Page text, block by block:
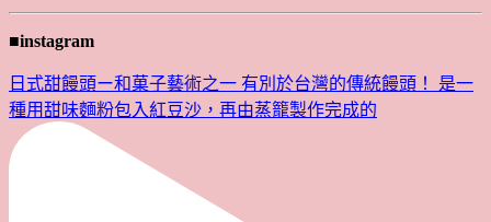
■instagram
日式甜饅頭ー和菓子藝術之一 有別於台灣的傳統饅頭！ 是一
種用甜味麵粉包入紅豆沙，再由蒸籠製作完成的